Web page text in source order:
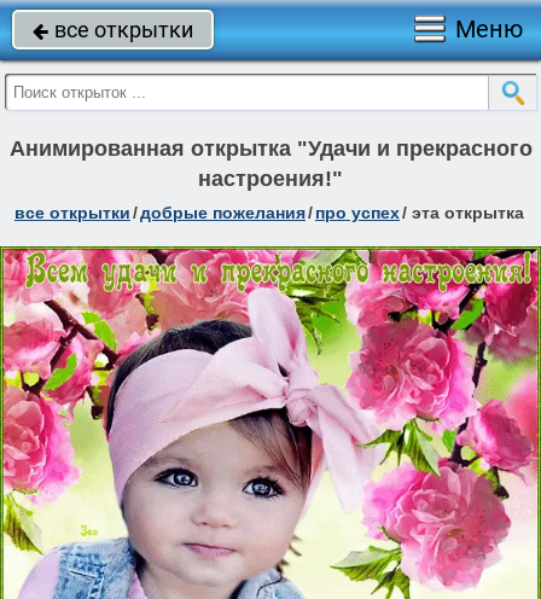
 все открытки Меню
Анимированная открытка "Удачи и прекрасного
настроения!"
все открытки/добрые пожелания/про успех/ эта открытка